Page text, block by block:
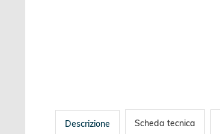
Descrizione Scheda tecnica